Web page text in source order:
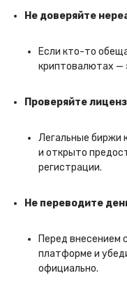
Не доверяйте
Если кто-то
криптовалютах —
Проверяйте
Легальные биржи
и открыто
регистрации.
Не переводите
Перед внесением
платформе и
официально.